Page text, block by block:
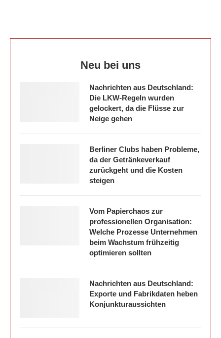
Neu bei uns
Nachrichten aus Deutschland:
Die LKW-Regeln wurden
gelockert, da die Flüsse zur
Neige gehen
Berliner Clubs haben Probleme,
da der Getränkeverkauf
zurückgeht und die Kosten
steigen
Vom Papierchaos zur
professionellen Organisation:
Welche Prozesse Unternehmen
beim Wachstum frühzeitig
optimieren sollten
Nachrichten aus Deutschland:
Exporte und Fabrikdaten heben
Konjunkturaussichten